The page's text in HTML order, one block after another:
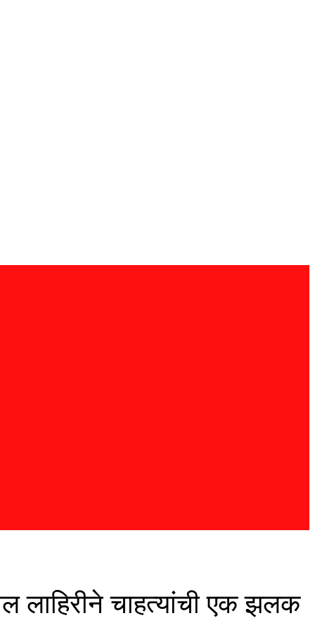
लाहिरीने चाहत्यांची एक झलक